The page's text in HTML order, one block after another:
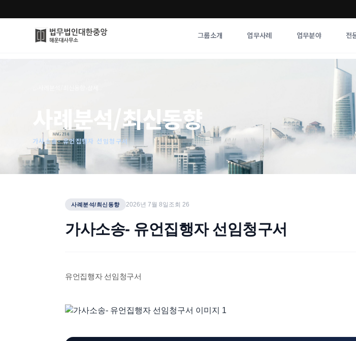
그룹소개 업무사례 업무분야 전
사례분석/최신동향
법률정보
법률지식인
고객후기
사례분석/최신동향
가사소송- 유언집행자 선임청구서
사례분석/최신동향 2026년 7월 8일 조회 26
가사소송- 유언집행자 선임청구서
유언집행자 선임청구서